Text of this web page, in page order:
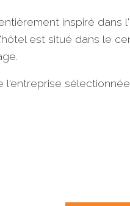
inspiré
est situé dans le